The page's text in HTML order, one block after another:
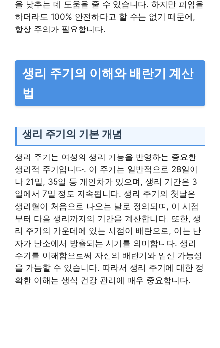
을 낮추는 데 도움을 줄 수 있습니다. 하지만 피임을
하더라도 100% 안전하다고 할 수는 없기 때문에,
항상 주의가 필요합니다.
생리 주기의 이해와 배란기 계산
법
생리 주기의 기본 개념
생리 주기는 여성의 생리 기능을 반영하는 중요한
생리적 주기입니다. 이 주기는 일반적으로 28일이
나 21일, 35일 등 개인차가 있으며, 생리 기간은 3
일에서 7일 정도 지속됩니다. 생리 주기의 첫날은
생리혈이 처음으로 나오는 날로 정의되며, 이 시점
부터 다음 생리까지의 기간을 계산합니다. 또한, 생
리 주기의 가운데에 있는 시점이 배란으로, 이는 난
자가 난소에서 방출되는 시기를 의미합니다. 생리
주기를 이해함으로써 자신의 배란기와 임신 가능성
을 가늠할 수 있습니다. 따라서 생리 주기에 대한 정
확한 이해는 생식 건강 관리에 매우 중요합니다.